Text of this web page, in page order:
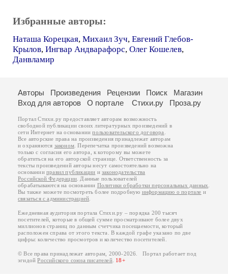
Избранные авторы:
Наташа Корецкая, Михаил Зуч, Евгений Глебов-
Крылов, Ингвар Андварафорс, Олег Кошелев,
Данвламир
Авторы Произведения Рецензии Поиск
Магазин
Вход для авторов
О портале Стихи.ру Проза.ру
Портал Стихи.ру предоставляет авторам возможность
свободной публикации своих литературных произведений в
сети Интернет на основаниипользовательского договора
Все авторские права на произведения принадлежат авторам
и охраняются законом . Перепечатка произведений возможна
только с согласия его автора, к которому вы можете
обратиться на его авторской странице. Ответственность за
тексты произведений авторы несут самостоятельно на
основанииправил публикации изаконодательства
Российской Федерации . Данные пользователей
обрабатываются на основании Политики обработки персональных данных
Вы также можете посмотреть более подробную информацию о портале и
связаться с администрацией
Ежедневная аудитория портала Стихи.ру – порядка 200 тысяч
посетителей, которые в общей сумме просматривают более двух
миллионов страниц по данным счетчика посещаемости, который
расположен справа от этого текста. В каждой графе указано по две
цифры: количество просмотров и количество посетителей.
© Все права принадлежат авторам, 2000-2026. Портал работает под
эгидойРоссийского союза писателей. 18+